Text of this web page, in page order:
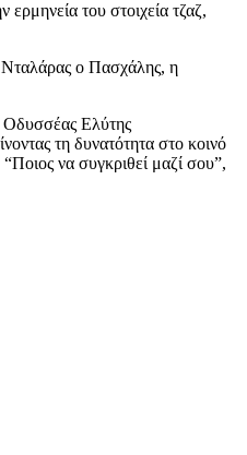
του στοιχεία τζαζ,
Νταλάρας ο Πασχάλης, η
Οδυσσέας Ελύτης
τη δυνατότητα στο κοινό
να συγκριθεί μαζί σου”,